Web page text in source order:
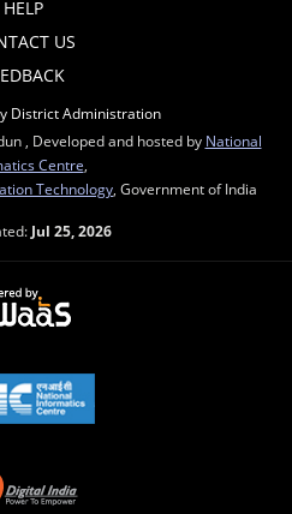
HELP
US
District Administration
, Developed and hosted by National
Centre
Technology , Government of India
Jul 25, 2026